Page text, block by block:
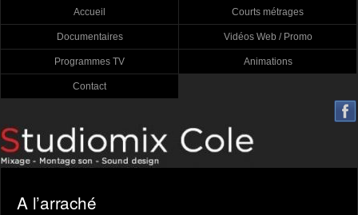
Accueil Courts métrages
Documentaires Vidéos Web / Promo
Programmes TV Animations
Contact
A l’arraché